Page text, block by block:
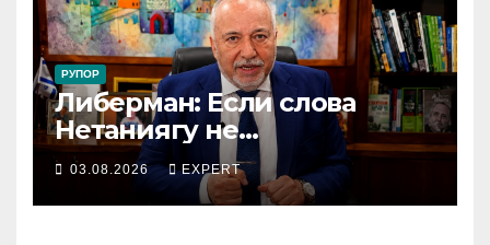
РУПОР
Либерман: Если слова
Нетаниягу не
предвыборный трюк, пусть
докажет это делом
03.08.2026 EXPERT